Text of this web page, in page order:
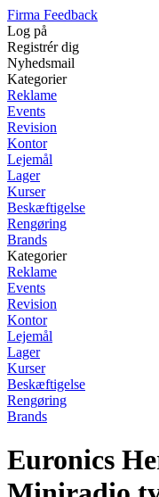
Firma Feedback
Log på
Registrér dig
Nyhedsmail
Kategorier
Reklame
Events
Revision
Kontor
Lejemål
Lager
Kurser
Beskæftigelse
Rengøring
Brands
Kategorier
Reklame
Events
Revision
Kontor
Lejemål
Lager
Kurser
Beskæftigelse
Rengøring
Brands
Euronics